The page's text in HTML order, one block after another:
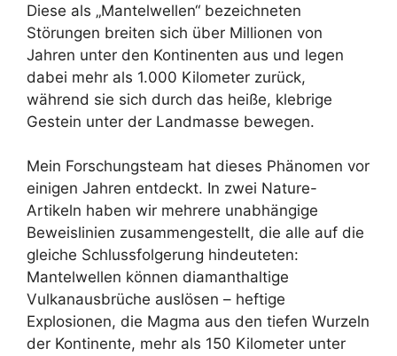
Diese als „Mantelwellen“ bezeichneten
Störungen breiten sich über Millionen von
Jahren unter den Kontinenten aus und legen
dabei mehr als 1.000 Kilometer zurück,
während sie sich durch das heiße, klebrige
Gestein unter der Landmasse bewegen.
Mein Forschungsteam hat dieses Phänomen vor
einigen Jahren entdeckt. In zwei Nature-
Artikeln haben wir mehrere unabhängige
Beweislinien zusammengestellt, die alle auf die
gleiche Schlussfolgerung hindeuteten:
Mantelwellen können diamanthaltige
Vulkanausbrüche auslösen – heftige
Explosionen, die Magma aus den tiefen Wurzeln
der Kontinente, mehr als 150 Kilometer unter